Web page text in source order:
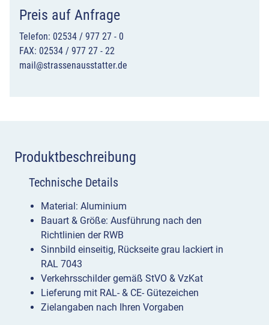
Preis auf Anfrage
Telefon: 02534 / 977 27 - 0
FAX: 02534 / 977 27 - 22
mail@strassenausstatter.de
Produktbeschreibung
Technische Details
Material: Aluminium
Bauart & Größe: Ausführung nach den
Richtlinien der RWB
Sinnbild einseitig, Rückseite grau lackiert in
RAL 7043
Verkehrsschilder gemäß StVO & VzKat
Lieferung mit RAL- & CE- Gütezeichen
Zielangaben nach Ihren Vorgaben